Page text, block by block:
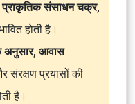
प्राकृतिक संसाधन चक्र,
होती है।
अनुसार, आवास
संरक्षण प्रयासों की
है।